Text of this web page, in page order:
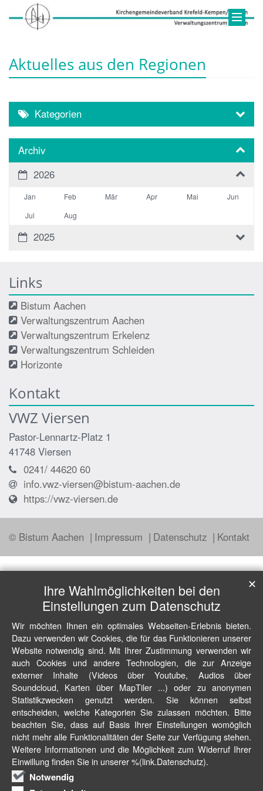
Aktuelles aus den Regionen
Kategorien
Archiv
2026
Jan Feb Mär Apr Mai
Jun
Jul
Aug
2025
Links
Bistum Aachen
Verwaltungszentrum Aachen
Verwaltungszentrum Erkelenz
Verwaltungszentrum Schleiden
Horizonte
Kontakt
VWZ Viersen
Pastor-Lennartz-Platz 1
41748 Viersen
0241/ 44620 60
info.vwz-viersen@bistum-aachen.de
https://vwz-viersen.de
© Bistum Aachen Impressum Datenschutz Kontakt
Ihre Wahlmöglichkeiten bei den
Einstellungen zum Datenschutz
Wir möchten Ihnen ein optimales Webseiten-Erlebnis bieten.
Dazu verwenden wir Cookies, die für das Funktionieren unserer
Website notwendig sind. Mit Ihrer Zustimmung verwenden wir
auch Cookies und andere Technologien, die zur Anzeige
externer Inhalte (Videos über Youtube, Audios über
Soundcloud, Karten über MapTiler ...) oder zu anonymen
Statistikzwecken genutzt werden. Sie können selbst
entscheiden, welche Kategorien Sie zulassen möchten. Bitte
beachten Sie, dass auf Basis Ihrer Einstellungen womöglich
nicht mehr alle Funktionalitäten der Seite zur Verfügung stehen.
Weitere Informationen und die Möglichkeit zum Widerruf Ihrer
Einwillung finden Sie in unserer %(link.Datenschutz).
Notwendig
✕